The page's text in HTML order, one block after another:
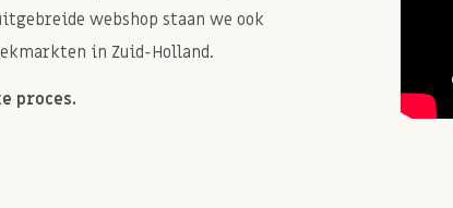
webshop staan we ook
in Zuid-Holland.
proces.